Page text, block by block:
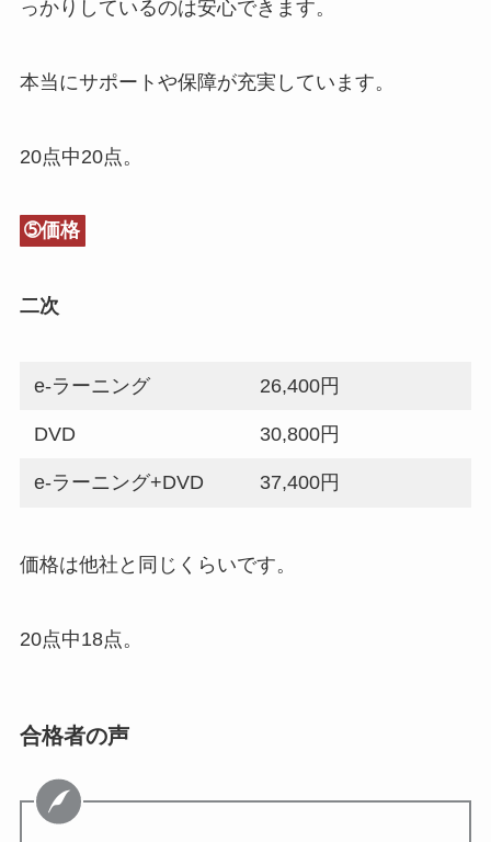
っかりしているのは安心できます。
本当にサポートや保障が充実しています。
20点中20点。
➄価格
二次
e-ラーニング 26,400円
DVD 30,800円
e-ラーニング+DVD 37,400円
価格は他社と同じくらいです。
20点中18点。
合格者の声